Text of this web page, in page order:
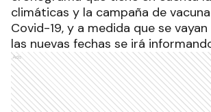
climáticas y la campaña de
Covid-19, y a medida que se
las nuevas fechas se irá
Ads